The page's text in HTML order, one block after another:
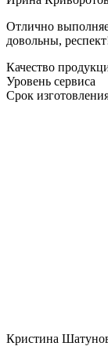
Отлично
довольны,
Качество
Уровень сервиса
Срок
Кристина